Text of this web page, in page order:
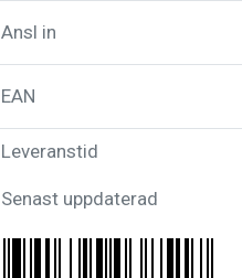
Ansl in
EAN
Leveranstid
Senast uppdaterad